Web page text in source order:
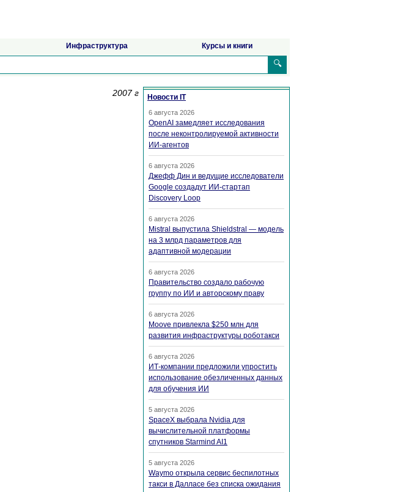
Инфраструктура Курсы и книги
🔍
2007 г Новости IT
6 августа 2026
OpenAI замедляет исследования
после неконтролируемой активности
ИИ-агентов
6 августа 2026
Джефф Дин и ведущие исследователи
Google создадут ИИ-стартап
Discovery Loop
6 августа 2026
Mistral выпустила Shieldstral — модель
на 3 млрд параметров для
адаптивной модерации
6 августа 2026
Правительство создало рабочую
группу по ИИ и авторскому праву
6 августа 2026
Moove привлекла $250 млн для
развития инфраструктуры роботакси
6 августа 2026
ИТ-компании предложили упростить
использование обезличенных данных
для обучения ИИ
5 августа 2026
SpaceX выбрала Nvidia для
вычислительной платформы
спутников Starmind AI1
5 августа 2026
Waymo открыла сервис беспилотных
такси в Далласе без списка ожидания